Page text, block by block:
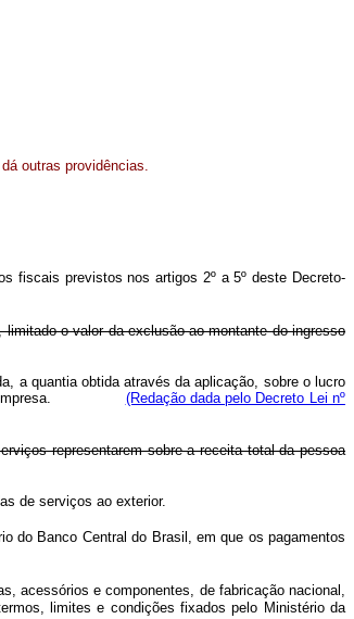
outras providências.
fiscais previstos nos artigos 2º a 5º deste Decreto-
o valor da exclusão ao montante do ingresso
a quantia obtida através da aplicação, sobre o lucro
da empresa. (Redação dada pelo Decreto Lei nº
representarem sobre a receita total da pessoa
de serviços ao exterior.
do Banco Central do Brasil, em que os pagamentos
acessórios e componentes, de fabricação nacional,
limites e condições fixados pelo Ministério da